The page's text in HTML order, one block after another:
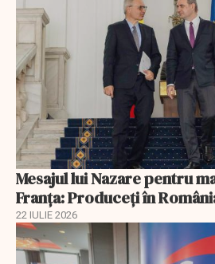
Mesajul lui Nazare pentru
Franța: Produceți în
22 IULIE 2026